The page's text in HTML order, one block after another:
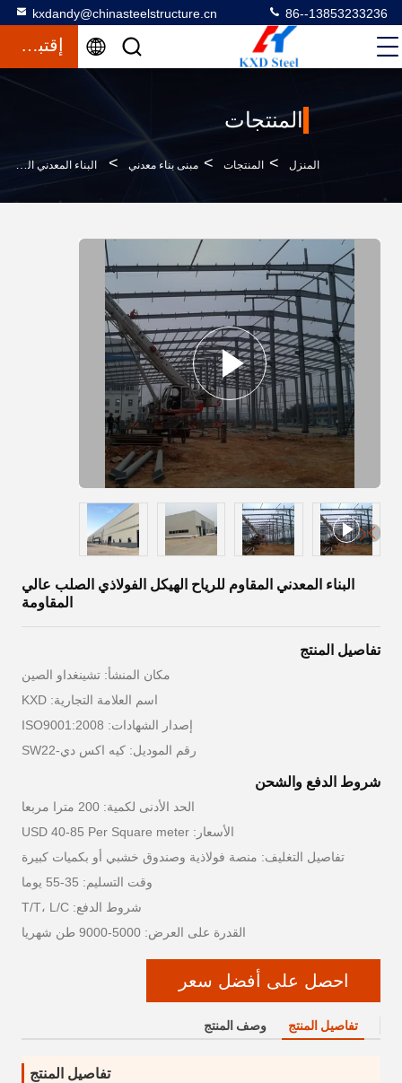
kxdandy@chinasteelstructure.cn 86--13853233236
إقتباس
المنتجات
المنزل > المنتجات > مبنى بناء معدني > البناء المعدني المقاوم للرياح الهيكل الفولاذي الصلب عالي المقاومة
البناء المعدني المقاوم للرياح الهيكل الفولاذي الصلب عالي
المقاومة
تفاصيل المنتج
مكان المنشأ: تشينغداو الصين
اسم العلامة التجارية: KXD
إصدار الشهادات: ISO9001:2008
رقم الموديل: كيه اكس دي-SW22
شروط الدفع والشحن
الحد الأدنى لكمية: 200 مترا مربعا
الأسعار: USD 40-85 Per Square meter
تفاصيل التغليف: منصة فولاذية وصندوق خشبي أو بكميات كبيرة
وقت التسليم: 35-55 يوما
شروط الدفع: T/T، L/C
القدرة على العرض: 5000-9000 طن شهريا
احصل على أفضل سعر
تفاصيل المنتج وصف المنتج
تفاصيل المنتج